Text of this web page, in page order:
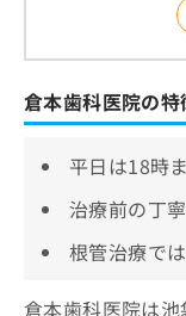
倉本歯科医院の特
平日は18時
治療前の丁
根管治療で
倉本歯科医院は